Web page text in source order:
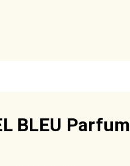
BLEU Parfum